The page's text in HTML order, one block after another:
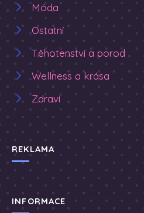
Móda
Ostatní
Těhotenství a porod
Wellness a krása
Zdraví
REKLAMA
INFORMACE